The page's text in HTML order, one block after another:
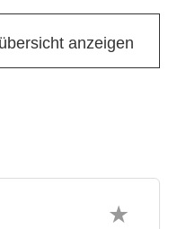
anzeigen